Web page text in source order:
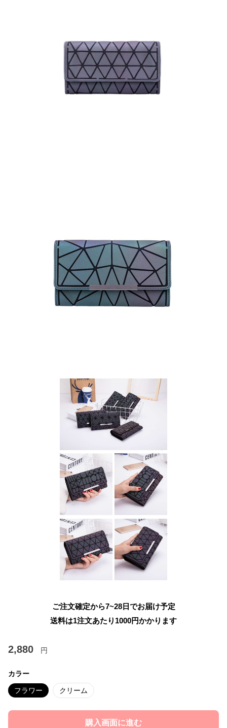
ご注文確定から7~28日でお届け予定
送料は1注文あたり 1000円かかります
2,880 円
カラー
フラワー クリーム
購入画面に進む